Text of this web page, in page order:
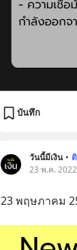
บันทึก
วันนี้มีเงิน •
23 พ.ค.
23 พฤษภาคม